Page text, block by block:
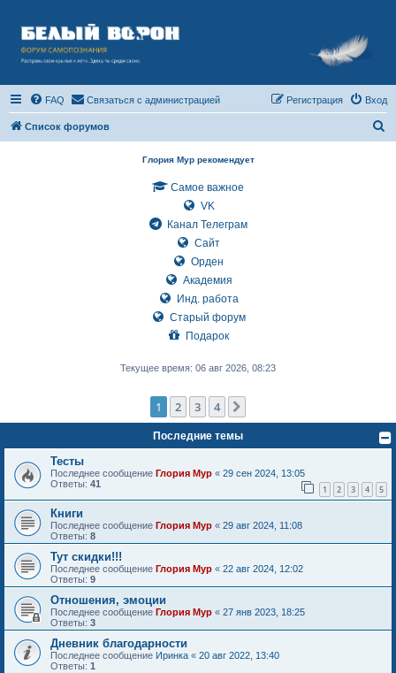
FAQ Связаться с администрацией Вход
Регистрация
Список форумов
Глория Мур рекомендует
Самое важное
VK
Канал Телеграм
Сайт
Орден
Академия
Инд. работа
Старый форум
Подарок
Текущее время: 06 авг 2026, 08:23
1 2 3 4
Последние темы
Тесты
Последнее сообщение Глория Мур « 29 сен 2024, 13:05
Ответы: 41 1 2 3 4 5
Книги
Последнее сообщение Глория Мур « 29 авг 2024, 11:08
Ответы: 8
Тут скидки!!!
Последнее сообщение Глория Мур « 22 авг 2024, 12:02
Ответы: 9
Отношения, эмоции
Последнее сообщение Глория Мур « 27 янв 2023, 18:25
Ответы: 3
Дневник благодарности
Последнее сообщение Иринка « 20 авг 2022, 13:40
Ответы: 1